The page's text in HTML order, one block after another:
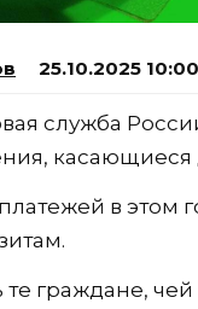
25.10.2025 10:00
служба
касающиеся
в этом
те граждане,